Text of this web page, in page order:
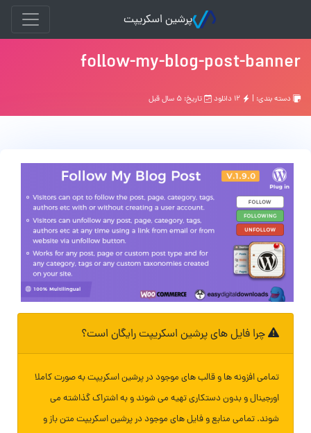
پرشین اسکریپت
follow-my-blog-post-banner
دسته بندی: | تاریخ: ۵ سال قبل
چرا فایل های پرشین اسکریپت رایگان است؟
تمامی افزونه ها و قالب های موجود در پرشین اسکریپت به صورت کاملا
اورجینال و بدون دستکاری تهیه می شوند و به اشتراک گذاشته می
شوند. تمامی منابع و فایل های موجود در پرشین اسکریپت متن باز و